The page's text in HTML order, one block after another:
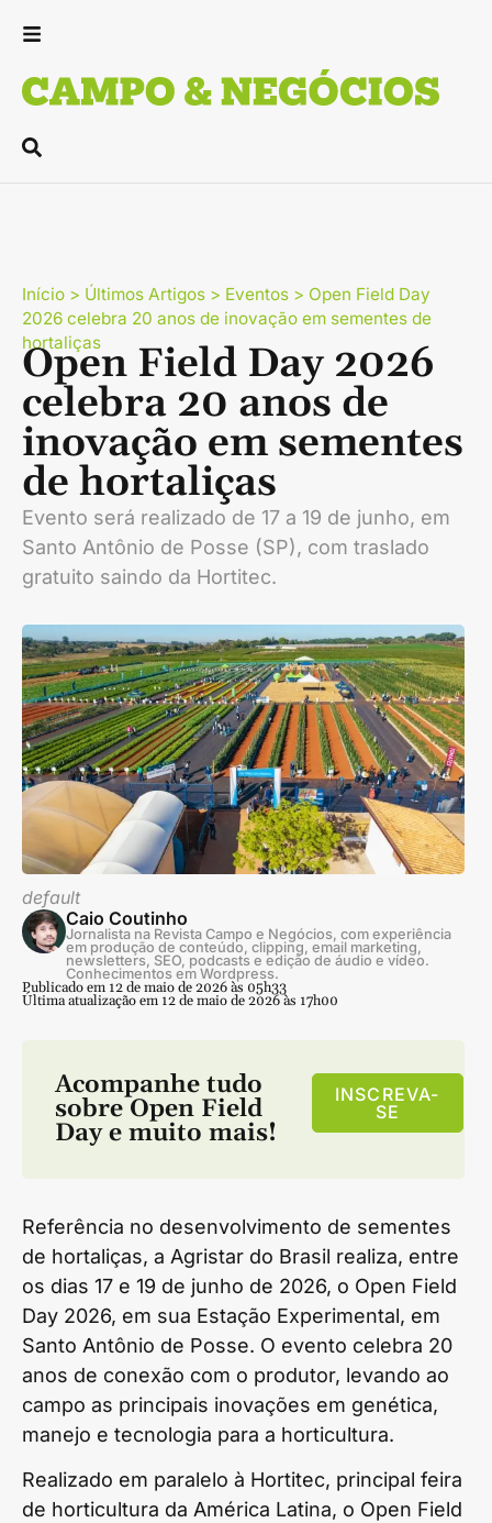
Início > Últimos Artigos > Eventos > Open Field Day
2026 celebra 20 anos de inovação em sementes de
hortaliças
Open Field Day 2026
celebra 20 anos de
inovação em sementes
de hortaliças
Evento será realizado de 17 a 19 de junho, em
Santo Antônio de Posse (SP), com traslado
gratuito saindo da Hortitec.
default
Caio Coutinho
Jornalista na Revista Campo e Negócios, com experiência
em produção de conteúdo, clipping, email marketing,
newsletters, SEO, podcasts e edição de áudio e vídeo.
Conhecimentos em Wordpress.
Publicado em 12 de maio de 2026 às 05h33
Última atualização em 12 de maio de 2026 às 17h00
Acompanhe tudo
sobre Open Field
Daye muito mais!
INSCREVA-
SE
Referência no desenvolvimento de sementes
de hortaliças, a Agristar do Brasil realiza, entre
os dias 17 e 19 de junho de 2026, o Open Field
Day 2026, em sua Estação Experimental, em
Santo Antônio de Posse. O evento celebra 20
anos de conexão com o produtor, levando ao
campo as principais inovações em genética,
manejo e tecnologia para a horticultura.
Realizado em paralelo à Hortitec, principal feira
de horticultura da América Latina, o Open Field